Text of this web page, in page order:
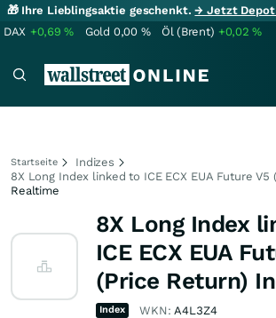
🎁 Ihre Lieblingsaktie geschenkt.→ Jetzt
DAX +0,69% Gold 0,00 % Öl (Brent) +0,02%
Startseite
Indizes
8X Long Index linked to ICE ECX EUA Future V5
Realtime
8X Long Index
ICE ECX EUA
(Price Return)
Index WKN:A4L3Z4